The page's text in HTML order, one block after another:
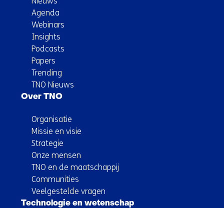
Agenda
Webinars
Insights
Podcasts
Papers
Trending
TNO Nieuws
Over TNO
Organisatie
Missie en visie
Strategie
Onze mensen
TNO en de maatschappij
Communities
Veelgestelde vragen
Technologie en wetenschap